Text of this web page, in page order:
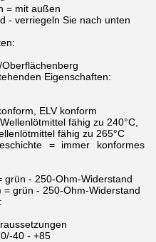
= mit außen
- verriegeln Sie nach unten
Eigenschaften:
ELV konform
fähig zu 240°C,
fähig zu 265°C
= immer konformes
grün - 250-Ohm-Widerstand
grün - 250-Ohm-Widerstand
40 - +85